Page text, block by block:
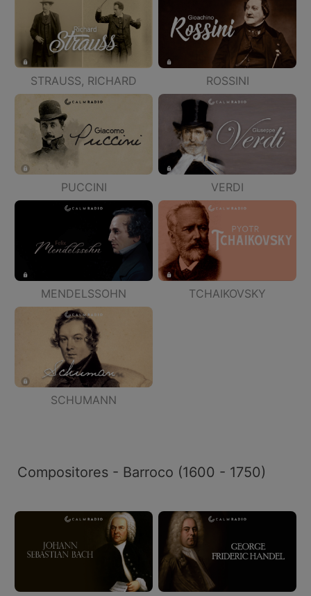
STRAUSS, RICHARD ROSSINI
PUCCINI VERDI
MENDELSSOHN TCHAIKOVSKY
SCHUMANN
Compositores - Barroco (1600 - 1750)